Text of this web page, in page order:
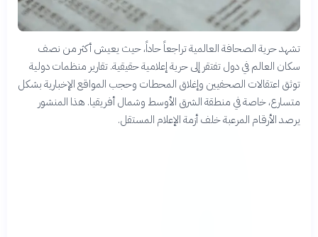
تشهد حرية الصحافة العالمية تراجعاً حاداً، حيث يعيش أكثر من نصف
سكان العالم في دول تفتقر إلى حرية إعلامية حقيقية. تقارير منظمات دولية
توثق اعتقالات الصحفيين وإغلاق المحطات وحجب المواقع الإخبارية بشكل
متسارع، خاصة في منطقة الشرق الأوسط وشمال أفريقيا. هذا المنشور
يرصد الأرقام المرعبة خلف أزمة الإعلام المستقل.